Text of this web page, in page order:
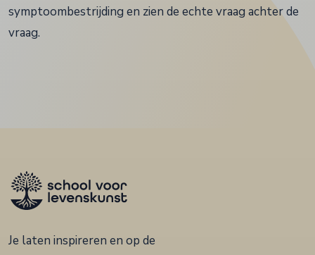
symptoombestrijding en zien de echte vraag achter de
vraag.
Je laten inspireren en op de